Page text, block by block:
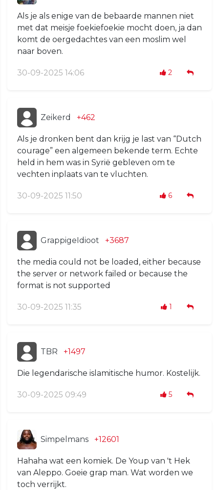
Als je als enige van de bebaarde mannen niet
met dat meisje foekiefoekie mocht doen, ja dan
komt de oergedachtes van een moslim wel
naar boven.
30-09-2025 14:06 2
Zeikerd +462
Als je dronken bent dan krijg je last van “Dutch
courage” een algemeen bekende term. Echte
held in hem was in Syrië gebleven om te
vechten inplaats van te vluchten.
30-09-2025 11:50 6
GrappigeIdioot +3687
the media could not be loaded, either because
the server or network failed or because the
format is not supported
30-09-2025 11:35 1
TBR +1497
Die legendarische islamitische humor. Kostelijk.
30-09-2025 09:49 5
Simpelmans +12601
Hahaha wat een komiek. De Youp van 't Hek
van Aleppo. Goeie grap man. Wat worden we
toch verrijkt.